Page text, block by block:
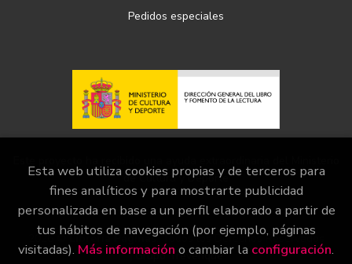
Pedidos especiales
de Cultura y Deporte
2026 ©Librería Páginas. Todos los Derechos Reservados
|Grupo Trevenque
Esta web utiliza cookies propias y de terceros para
fines analíticos y para mostrarte publicidad
personalizada en base a un perfil elaborado a partir de
tus hábitos de navegación (por ejemplo, páginas
visitadas). Más información o cambiar la configuración.